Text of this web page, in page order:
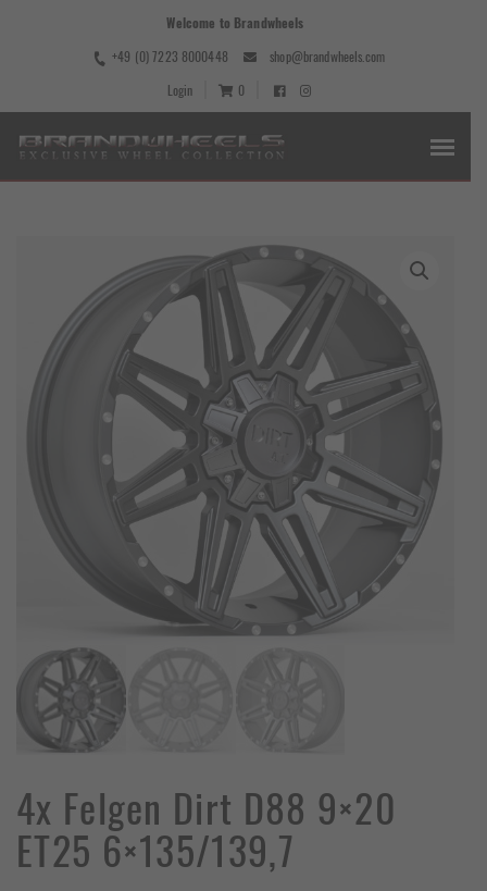
Welcome to Brandwheels
+49 (0) 7223 8000448
shop@brandwheels.com
Login
0
4x Felgen Dirt D88 9×20
ET25 6×135/139,7